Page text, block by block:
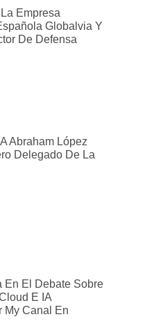
Empresa
Globalvia Y
De Defensa
Abraham López
Delegado De La
En El Debate Sobre
E IA
My Canal En